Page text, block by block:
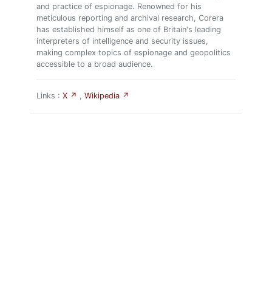
and practice of espionage. Renowned for his
meticulous reporting and archival research, Corera
has established himself as one of Britain's leading
interpreters of intelligence and security issues,
making complex topics of espionage and geopolitics
accessible to a broad audience.
Links : X ↗ , Wikipedia ↗